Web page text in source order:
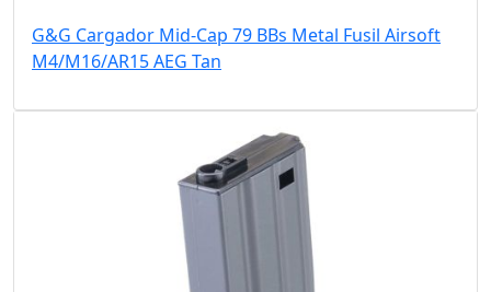
G&G Cargador Mid-Cap 79 BBs Metal Fusil Airsoft
M4/M16/AR15 AEG Tan